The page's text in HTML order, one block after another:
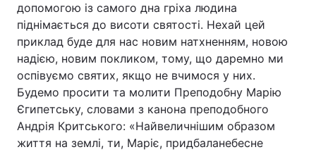
Тема оформлення
допомогою із самого дна гріха людина
піднімається до висоти святості. Нехай цей
приклад буде для нас новим натхненням, новою
надією, новим покликом, тому, що даремно ми
оспівуємо святих, якщо не вчимося у них.
Будемо просити та молити Преподобну Марію
Єгипетську, словами з канона преподобного
Андрія Критського: «Найвеличнішим образом
життя на землі, ти, Маріє, придбаланебесне